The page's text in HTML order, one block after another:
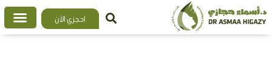
تخطي
إلى
احجزي الآن